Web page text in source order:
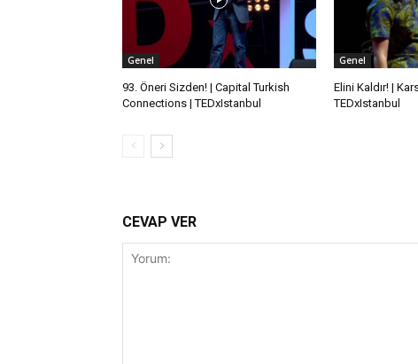
Genel
93. Öneri Sizden! | Capital Turkish
Connections | TEDxIstanbul
Genel
Elini Kaldır! |
TEDxIstanbul
CEVAP VER